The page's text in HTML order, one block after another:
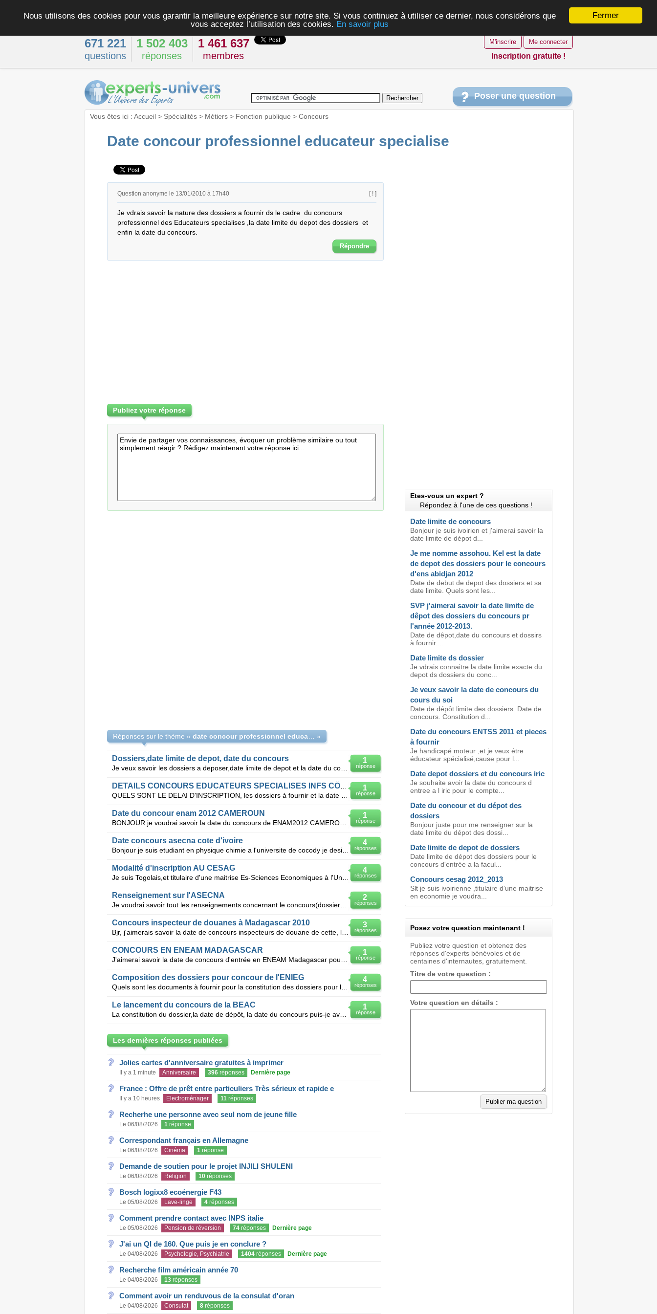
Fermer
Nous utilisons des cookies pour vous garantir la meilleure expérience sur notre site. Si vous continuez à utiliser ce dernier, nous considérons que
vous acceptez l’utilisation des cookies. En savoir plus
671 221
questions
1 502 403
réponses
1 461 637
membres
M'inscrire Me connecter
Inscription gratuite !
Poser une question
Vous êtes ici : Accueil> Spécialités> Métiers> Fonction publique > Concours
Date concour professionnel educateur specialise
Question anonyme le 13/01/2010 à 17h40 [ ! ]
Je vdrais savoir la nature des dossiers a fournir ds le cadre  du concours
professionnel des Educateurs specialises ,la date limite du depot des dossiers  et
enfin la date du concours.
Répondre
Publiez votre réponse
Réponses sur le thème « date concour professionnel educateur specialise »
1
réponse
Dossiers,date limite de depot, date du concours
Je veux savoir les dossiers a deposer,date limite de depot et la date du concours de la poste(senega
1
réponse
DETAILS CONCOURS EDUCATEURS SPECIALISES INFS CÖTE D'IVOIRE
1
réponse
Date du concour enam 2012 CAMEROUN
BONJOUR je voudrai savoir la date du concours de ENAM2012 CAMEROUN ET toutes les autres informations
4
réponses
Date concours asecna cote d'ivoire
Bonjour je suis etudiant en physique chimie a l'universite de cocody je desire participer au concour
4
réponses
Modalité d'inscription AU CESAG
2
réponses
Renseignement sur l'ASECNA
Je voudrai savoir tout les renseignements concernant le concours(dossiers à fournir,date fin de la d
3
réponses
Concours inspecteur de douanes à Madagascar 2010
Bjr, j'aimerais savoir la date de concours inspecteurs de douane de cette, les dossiers à fournir, l
1
réponse
CONCOURS EN ENEAM MADAGASCAR
4
réponses
Composition des dossiers pour concour de l'ENIEG
Quels sont les documents à fournir pour la constitution des dossiers pour le concours d'entrée à l'E
1
réponse
Le lancement du concours de la BEAC
La constitution du dossier,la date de dépôt, la date du concours puis-je avoir ces informations? Je
Les dernières réponses publiées
Jolies cartes d'anniversaire gratuites à imprimer
Il y a 1 minute Anniversaire 396réponses Dernière page
France : Offre de prêt entre particuliers Très sérieux et rapide e
Il y a 10 heures Electroménager 11réponses
Recherhe une personne avec seul nom de jeune fille
Le 06/08/2026 1réponse
Correspondant français en Allemagne
Le 06/08/2026 Cinéma 1réponse
Demande de soutien pour le projet INJILI SHULENI
Le 06/08/2026 Religion 10réponses
Bosch logixx8 ecoénergie F43
Le 05/08/2026 Lave-linge 4réponses
Comment prendre contact avec INPS italie
Le 05/08/2026 Pension de réversion 74réponses Dernière page
J'ai un QI de 160. Que puis je en conclure ?
Le 04/08/2026 Psychologie, Psychiatrie 1404réponses Dernière page
Recherche film américain année 70
Le 04/08/2026 13réponses
Comment avoir un renduvous de la consulat d'oran
Le 04/08/2026 Consulat 8réponses
Etes-vous un expert ?
Répondez à l'une de ces questions !
Date limite de concours
Bonjour je suis ivoirien et j'aimerai savoir la
date limite de dépot d...
Je me nomme assohou. Kel est la date
de depot des dossiers pour le concours
d'ens abidjan 2012
Date de debut de depot des dossiers et sa
date limite. Quels sont les...
SVP j'aimerai savoir la date limite de
dêpot des dossiers du concours pr
l'année 2012-2013.
Date de dêpot,date du concours et dossirs
à fournir....
Date limite ds dossier
Je vdrais connaitre la date limite exacte du
depot ds dossiers du conc...
Je veux savoir la date de concours du
cours du soi
Date de dépôt limite des dossiers. Date de
concours. Constitution d...
Date du concours ENTSS 2011 et pieces
à fournir
Je handicapé moteur ,et je veux étre
éducateur spécialisé,cause pour l...
Date depot dossiers et du concours iric
Je souhaite avoir la date du concours d
entree a l iric pour le compte...
Date du concour et du dépot des
dossiers
Bonjour juste pour me renseigner sur la
date limite du dépot des dossi...
Date limite de depot de dossiers
Date limite de dépot des dossiers pour le
concours d'entrée a la facul...
Concours cesag 2012_2013
Slt je suis ivoirienne ,titulaire d'une maitrise
en economie je voudra...
Posez votre question maintenant !
Publiez votre question et obtenez des
réponses d'experts bénévoles et de
centaines d'internautes, gratuitement.
Titre de votre question :
Votre question en détails :